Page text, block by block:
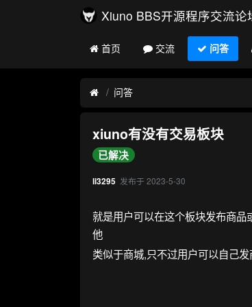
Xiuno BBS开源程序交流论
首页 交流 问答
问答
xiuno有没有交易板块
已解决
li3295 发布于 2023-5-30
就是用户可以在这个板块发布商
他
类似于商城,只不过用户可以自己发